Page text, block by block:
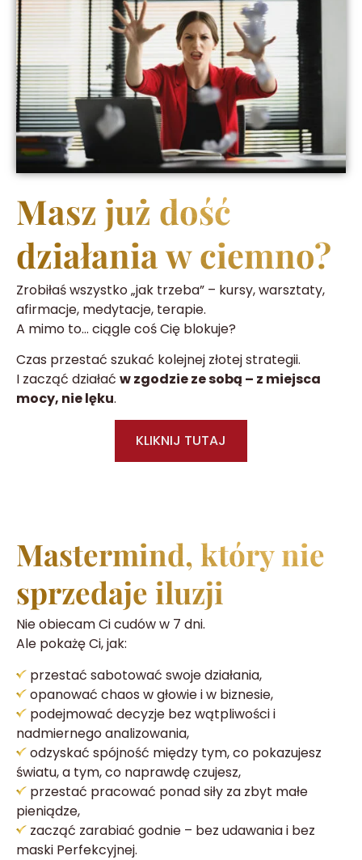
Masz już dość
działania w ciemno?
Zrobiłaś wszystko „jak trzeba” – kursy, warsztaty,
afirmacje, medytacje, terapie.
A mimo to… ciągle coś Cię blokuje?
Czas przestać szukać kolejnej złotej strategii.
I zacząć działać w zgodzie ze sobą – z miejsca
mocy, nie lęku.
KLIKNIJ TUTAJ
Mastermind, który nie
sprzedaje iluzji
Nie obiecam Ci cudów w 7 dni.
Ale pokażę Ci, jak:
przestać sabotować swoje działania,
opanować chaos w głowie i w biznesie,
podejmować decyzje bez wątpliwości i
nadmiernego analizowania,
odzyskać spójność między tym, co pokazujesz
światu, a tym, co naprawdę czujesz,
przestać pracować ponad siły za zbyt małe
pieniądze,
zacząć zarabiać godnie – bez udawania i bez
maski Perfekcyjnej.